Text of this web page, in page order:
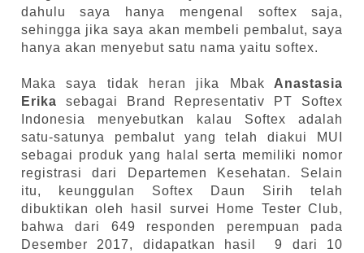
dahulu saya hanya mengenal softex saja,
sehingga jika saya akan membeli pembalut, saya
hanya akan menyebut satu nama yaitu softex.
Maka saya tidak heran jika Mbak Anastasia
Erika sebagai Brand Representativ PT Softex
Indonesia menyebutkan kalau Softex adalah
satu-satunya pembalut yang telah diakui MUI
sebagai produk yang halal serta memiliki nomor
registrasi dari Departemen Kesehatan. Selain
itu, keunggulan Softex Daun Sirih telah
dibuktikan oleh hasil survei Home Tester Club,
bahwa dari 649 responden perempuan pada
Desember 2017, didapatkan hasil
9 dari 10